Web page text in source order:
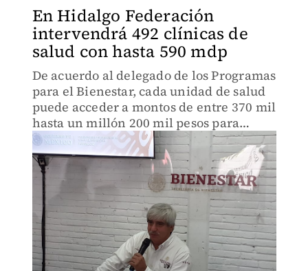
En Hidalgo Federación
intervendrá 492 clínicas de
salud con hasta 590 mdp
De acuerdo al delegado de los Programas
para el Bienestar, cada unidad de salud
puede acceder a montos de entre 370 mil
hasta un millón 200 mil pesos para
rehabilitaciones, ampliaciones o
adquisición de equipo